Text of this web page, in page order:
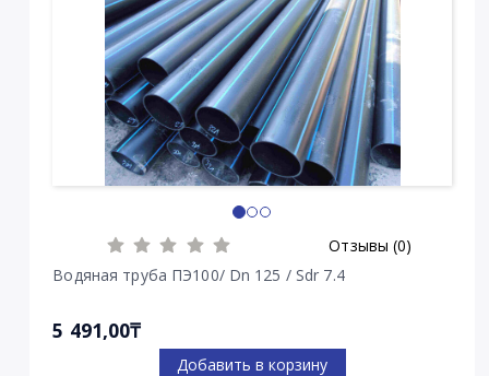
Отзывы (0)
Водяная труба ПЭ100/ Dn 125 / Sdr 7.4
5 491,00₸
Добавить в корзину